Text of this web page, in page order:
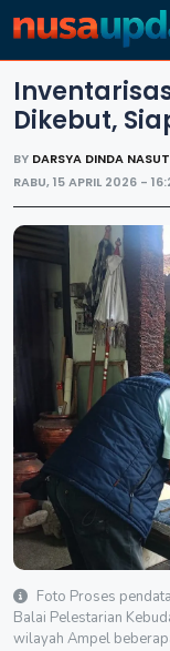
Dikebut,
BY DARSYA DINDA
RABU, 15 APRIL 2026 -
Foto Proses
Balai Pelestarian
wilayah Ampel